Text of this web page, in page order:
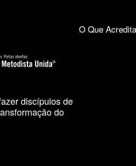
discípulos de
do
O Que